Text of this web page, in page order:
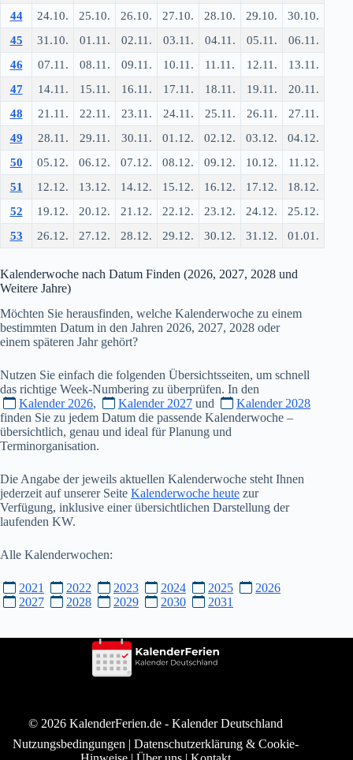
44
24.10. 25.10. 26.10. 27.10. 28.10. 29.10.
30.10.
45
31.10. 01.11. 02.11. 03.11. 04.11. 05.11.
06.11.
46
07.11. 08.11. 09.11. 10.11. 11.11. 12.11.
13.11.
47
14.11. 15.11. 16.11. 17.11. 18.11. 19.11.
20.11.
48
21.11. 22.11. 23.11. 24.11. 25.11. 26.11.
27.11.
49
28.11. 29.11. 30.11. 01.12. 02.12. 03.12.
04.12.
50
05.12. 06.12. 07.12. 08.12. 09.12. 10.12.
11.12.
51
12.12. 13.12. 14.12. 15.12. 16.12. 17.12.
18.12.
52
19.12. 20.12. 21.12. 22.12. 23.12. 24.12.
25.12.
53
26.12. 27.12. 28.12. 29.12. 30.12. 31.12. 01.01.
Kalenderwoche nach Datum Finden (2026, 2027, 2028 und
Weitere Jahre)
Möchten Sie herausfinden, welche Kalenderwoche zu einem
bestimmten Datum in den Jahren 2026, 2027, 2028 oder
einem späteren Jahr gehört?
Nutzen Sie einfach die folgenden Übersichtsseiten, um schnell
das richtige Week-Numbering zu überprüfen. In den
Kalender 2026, Kalender 2027 und
Kalender 2028
finden Sie zu jedem Datum die passende Kalenderwoche –
übersichtlich, genau und ideal für Planung und
Terminorganisation.
Die Angabe der jeweils aktuellen Kalenderwoche steht Ihnen
jederzeit auf unserer Seite Kalenderwoche heute zur
Verfügung, inklusive einer übersichtlichen Darstellung der
laufenden KW.
Alle Kalenderwochen:
2021 2022 2023 2024 2025
2026
2027
2028 2029 2030 2031
© 2026 KalenderFerien.de - Kalender Deutschland
Nutzungsbedingungen | Datenschutzerklärung & Cookie-